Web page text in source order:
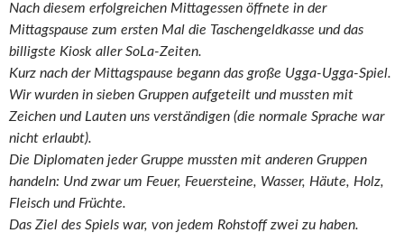
Nach diesem erfolgreichen Mittagessen öffnete in der
Mittagspause zum ersten Mal die Taschengeldkasse und das
billigste Kiosk aller SoLa-Zeiten.
Kurz nach der Mittagspause begann das große Ugga-Ugga-Spiel.
Wir wurden in sieben Gruppen aufgeteilt und mussten mit
Zeichen und Lauten uns verständigen (die normale Sprache war
nicht erlaubt).
Die Diplomaten jeder Gruppe mussten mit anderen Gruppen
handeln: Und zwar um Feuer, Feuersteine, Wasser, Häute, Holz,
Fleisch und Früchte.
Das Ziel des Spiels war, von jedem Rohstoff zwei zu haben.